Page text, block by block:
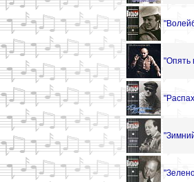
"Опять